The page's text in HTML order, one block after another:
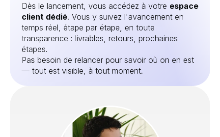
Dès le lancement, vous accédez à votre espace
client dédié. Vous y suivez l'avancement en
temps réel, étape par étape, en toute
transparence : livrables, retours, prochaines
étapes.
Pas besoin de relancer pour savoir où on en est
— tout est visible, à tout moment.